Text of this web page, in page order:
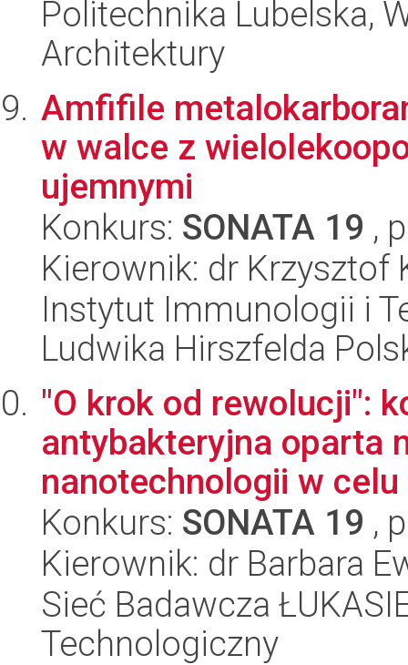
Politechnika Lubelska,
Architektury
Amfifile
w walce z
ujemnymi
Konkurs: SONATA 19 ,
Kierownik: dr Krzysztof
Instytut Immunologii i
Ludwika Hirszfelda
"O krok od rewolucji":
antybakteryjna oparta
nanotechnologii w
Konkurs: SONATA 19 ,
Kierownik: dr Barbara
Sieć Badawcza
Technologiczny